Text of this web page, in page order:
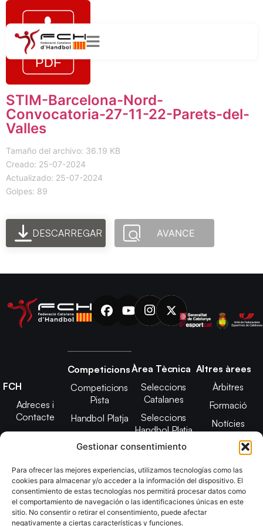
Gestionar consentimiento
Para ofrecer las mejores experiencias, utilizamos tecnologías como las
cookies para almacenar y/o acceder a la información del dispositivo. El
consentimiento de estas tecnologías nos permitirá procesar datos como
el comportamiento de navegación o las identificaciones únicas en este
sitio. No consentir o retirar el consentimiento, puede afectar
negativamente a ciertas características y funciones.
STIM-Barcelona-Nord-
Convocatoria-27-11-22-Parets-del-
Valles
Tamaño del archivo: 36.19 KB
Creado: 25-07-2024
Actualizado: 25-07-2024
Golpes: 89
DESCARREGAR AVANCE
FCH
Adreces i
Contacte
Junta Directiva
2025
Estatuts
Transparència
Imatge
Competicions
Competicions
Pista
Handbol Platja
Àrea Tècnica
Seleccions
Catalanes
Seleccions
Handbol Platja
Tecnificació
CATH
Promoció
Altres àrees
Àrbitres
Formació
Notícies
Adreces de
contacte